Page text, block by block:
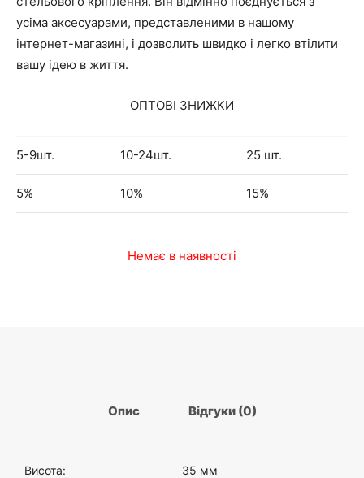
усіма аксесуарами, представленими в нашому
інтернет-магазині, і дозволить швидко і легко втілити
вашу ідею в життя.
ОПТОВІ ЗНИЖКИ
5-9шт. 10-24шт. 25 шт.
5% 10% 15%
Немає в наявності
Опис Відгуки (0)
Висота: 35 мм